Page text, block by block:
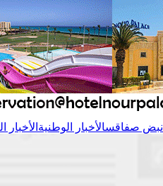
نبض صفاقسالأخبار الوطنية الأخبار